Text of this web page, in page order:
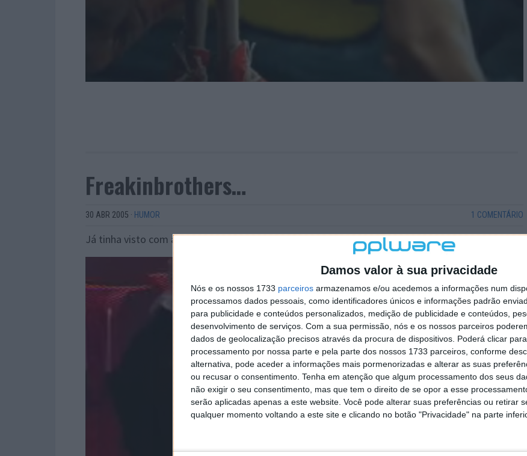
Damos valor à sua privacidade
Nós e os nossos 1733 parceiros armazenamos e/ou acedemos a informações num
processamos dados pessoais, como identificadores únicos e informações padrão
para publicidade e conteúdos personalizados, medição de publicidade e conteúdos,
desenvolvimento de serviços. Com a sua permissão, nós e os nossos parceiros
dados de geolocalização precisos através da procura de dispositivos. Poderá clicar
processamento por nossa parte e pela parte dos nossos 1733 parceiros, conforme
alternativa, pode aceder a informações mais pormenorizadas e alterar as suas
ou recusar o consentimento. Tenha em atenção que algum processamento dos seus
não exigir o seu consentimento, mas que tem o direito de se opor a esse
serão aplicadas apenas a este website. Você pode alterar suas preferências ou retirar
qualquer momento voltando a este site e clicando no botão "Privacidade" na parte
Freakinbrothers…
30 ABR 2005 · HUMOR 1 COMENTÁRIO
Já tinha visto com as mãos, com a boca, com os pés… com os tim tins ainda não.